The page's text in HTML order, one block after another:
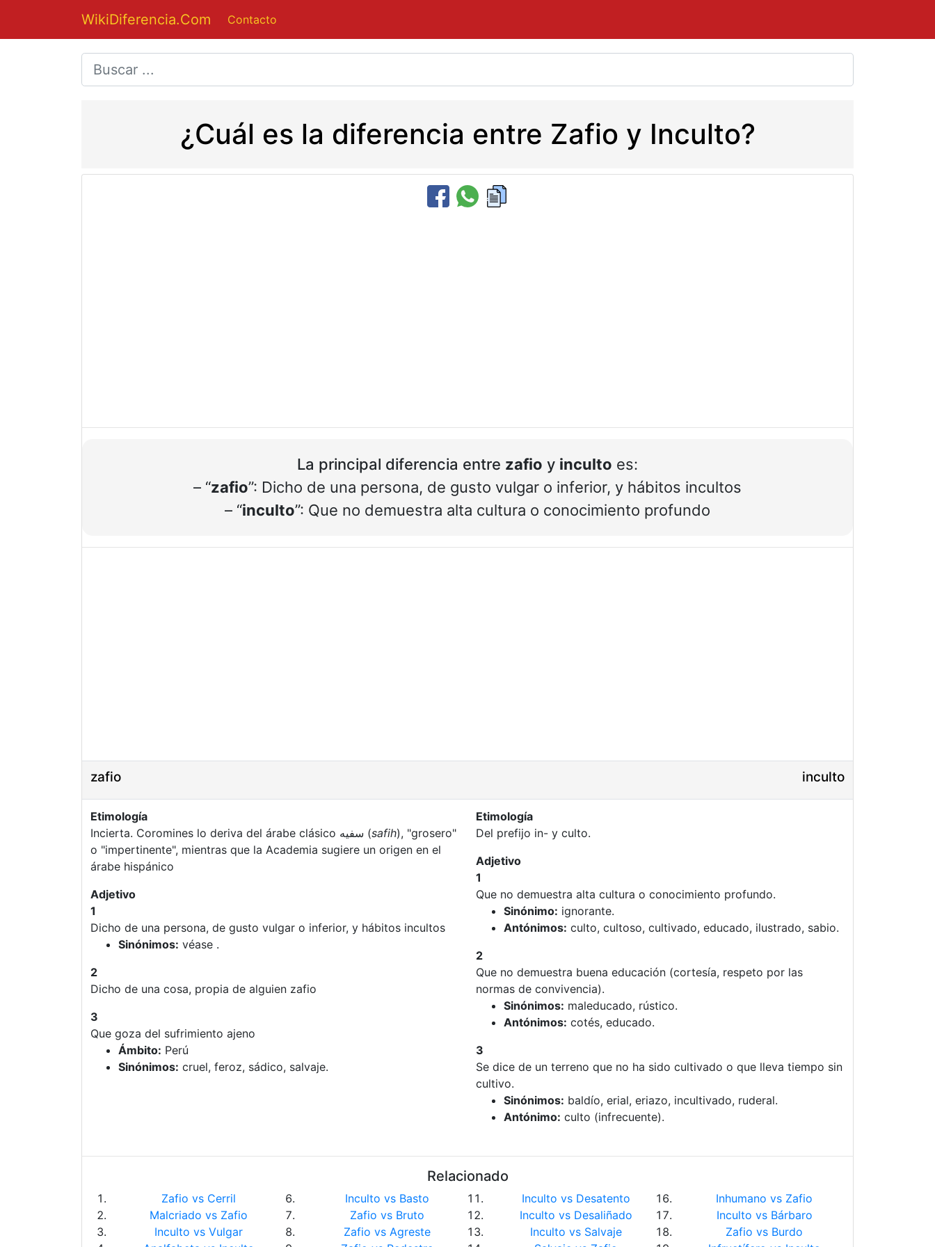
WikiDiferencia.Com Contacto
¿Cuál es la diferencia entre Zafio y Inculto?
La principal diferencia entre zafio y inculto es:
– “zafio”: Dicho de una persona, de gusto vulgar o inferior, y hábitos incultos
– “inculto”: Que no demuestra alta cultura o conocimiento profundo
zafio inculto
Etimología
Incierta. Coromines lo deriva del árabe clásico سفيه (safih), "grosero"
o "impertinente", mientras que la Academia sugiere un origen en el
árabe hispánico
Adjetivo
1
Dicho de una persona, de gusto vulgar o inferior, y hábitos incultos
Sinónimos: véase .
2
Dicho de una cosa, propia de alguien zafio
3
Que goza del sufrimiento ajeno
Ámbito: Perú
Sinónimos: cruel, feroz, sádico, salvaje.
Etimología
Del prefijo in- y culto.
Adjetivo
1
Que no demuestra alta cultura o conocimiento profundo.
Sinónimo: ignorante.
Antónimos: culto, cultoso, cultivado, educado, ilustrado, sabio.
2
Que no demuestra buena educación (cortesía, respeto por las
normas de convivencia).
Sinónimos: maleducado, rústico.
Antónimos: cotés, educado.
3
Se dice de un terreno que no ha sido cultivado o que lleva tiempo sin
cultivo.
Sinónimos: baldío, erial, eriazo, incultivado, ruderal.
Antónimo: culto (infrecuente).
Relacionado
Zafio vs Cerril
Malcriado vs Zafio
Inculto vs Vulgar
Inculto vs Basto
Zafio vs Bruto
Zafio vs Agreste
Inculto vs Desatento
Inculto vs Desaliñado
Inculto vs Salvaje
Inhumano vs Zafio
Inculto vs Bárbaro
Zafio vs Burdo